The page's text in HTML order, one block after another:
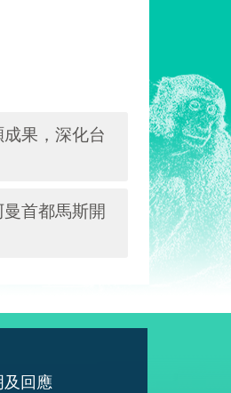
果，深化台
首都馬斯開
及回應